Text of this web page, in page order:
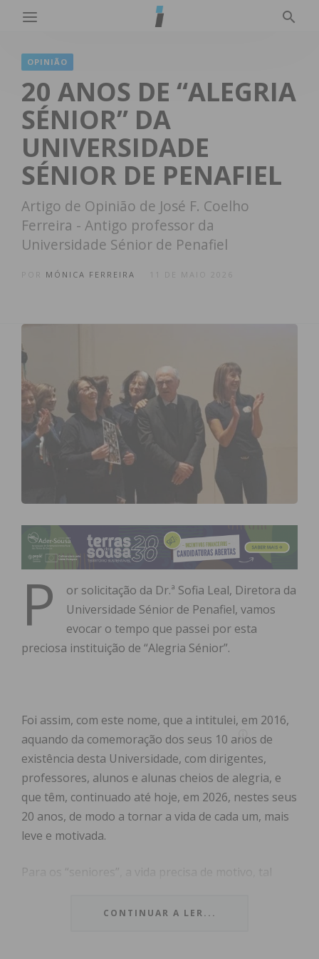
OPINIÃO
20 ANOS DE “ALEGRIA
SÉNIOR” DA
UNIVERSIDADE
SÉNIOR DE PENAFIEL
Artigo de Opinião de José F. Coelho
Ferreira - Antigo professor da
Universidade Sénior de Penafiel
MÓNICA FERREIRA 11 DE MAIO 2026
P
or solicitação da Dr.ª Sofia Leal, Diretora da
Universidade Sénior de Penafiel, vamos
evocar o tempo que passei por esta
preciosa instituição de “Alegria Sénior”.
Foi assim, com este nome, que a intitulei, em 2016,
aquando da comemoração dos seus 10 anos de
existência desta Universidade, com dirigentes,
professores, alunos e alunas cheios de alegria, e
que têm, continuado até hoje, em 2026, nestes seus
20 anos, de modo a tornar a vida de cada um, mais
leve e motivada.
Para os “seniores”, a vida precisa de motivo, tal
CONTINUAR A LER...